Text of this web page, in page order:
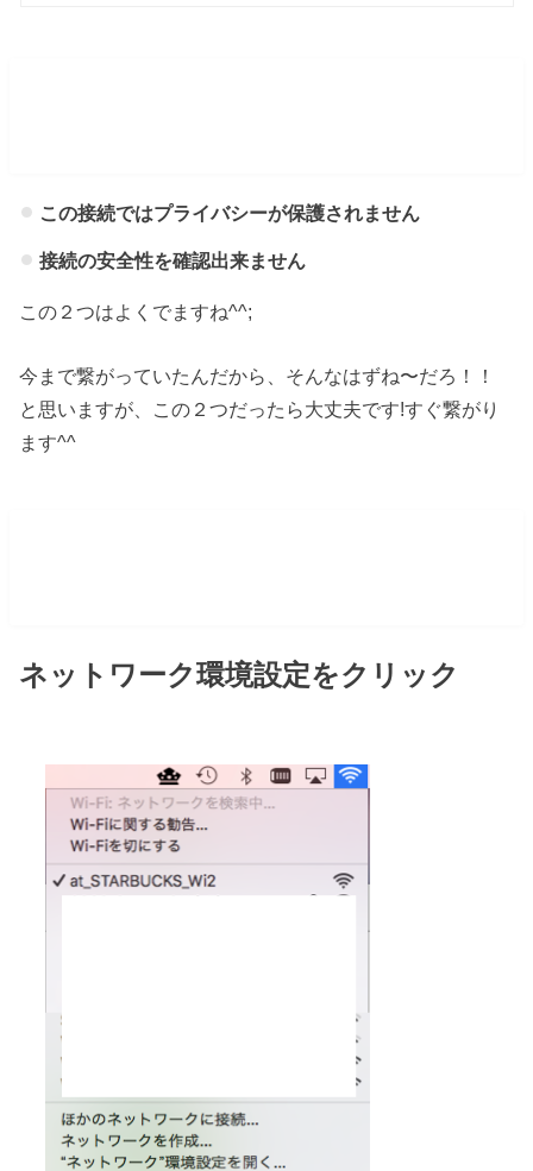
この接続ではプライバシーが保護されません
接続の安全性を確認出来ません
この２つはよくでますね^^;
今まで繋がっていたんだから、そんなはずね〜だろ！！
と思いますが、この２つだったら大丈夫です!すぐ繋がり
ます^^
ネットワーク環境設定をクリック